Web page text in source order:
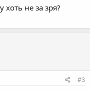
хоть не за зря?
#3